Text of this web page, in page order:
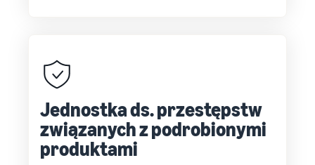
Jednostka ds. przestępstw
związanych z podrobionymi
produktami